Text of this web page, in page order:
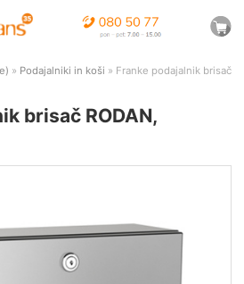
» Podajalniki in koši » Franke podajalnik brisač
brisač RODAN,